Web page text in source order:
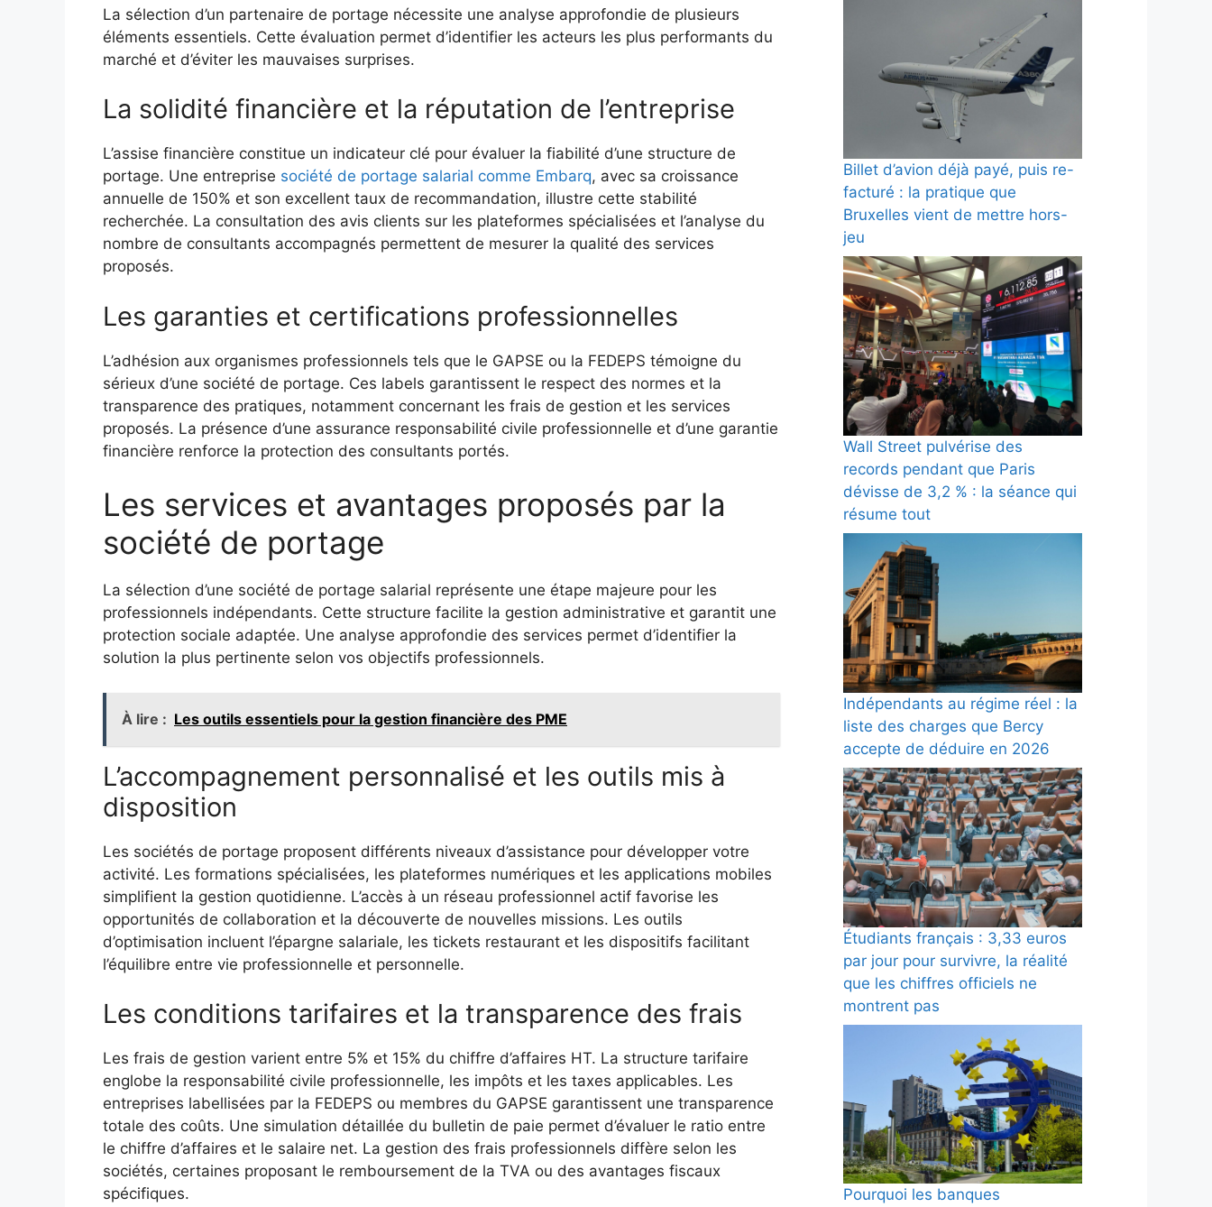
La sélection d’un partenaire de portage nécessite une analyse approfondie de plusieurs
éléments essentiels. Cette évaluation permet d’identifier les acteurs les plus performants du
marché et d’éviter les mauvaises surprises.
La solidité financière et la réputation de l’entreprise
L’assise financière constitue un indicateur clé pour évaluer la fiabilité d’une structure de
portage. Une entreprise société de portage salarial comme Embarq, avec sa croissance
annuelle de 150% et son excellent taux de recommandation, illustre cette stabilité
recherchée. La consultation des avis clients sur les plateformes spécialisées et l’analyse du
nombre de consultants accompagnés permettent de mesurer la qualité des services
proposés.
Les garanties et certifications professionnelles
L’adhésion aux organismes professionnels tels que le GAPSE ou la FEDEPS témoigne du
sérieux d’une société de portage. Ces labels garantissent le respect des normes et la
transparence des pratiques, notamment concernant les frais de gestion et les services
proposés. La présence d’une assurance responsabilité civile professionnelle et d’une garantie
financière renforce la protection des consultants portés.
Les services et avantages proposés par la
société de portage
La sélection d’une société de portage salarial représente une étape majeure pour les
professionnels indépendants. Cette structure facilite la gestion administrative et garantit une
protection sociale adaptée. Une analyse approfondie des services permet d’identifier la
solution la plus pertinente selon vos objectifs professionnels.
À lire : Les outils essentiels pour la gestion financière des PME
L’accompagnement personnalisé et les outils mis à
disposition
Les sociétés de portage proposent différents niveaux d’assistance pour développer votre
activité. Les formations spécialisées, les plateformes numériques et les applications mobiles
simplifient la gestion quotidienne. L’accès à un réseau professionnel actif favorise les
opportunités de collaboration et la découverte de nouvelles missions. Les outils
d’optimisation incluent l’épargne salariale, les tickets restaurant et les dispositifs facilitant
l’équilibre entre vie professionnelle et personnelle.
Les conditions tarifaires et la transparence des frais
Les frais de gestion varient entre 5% et 15% du chiffre d’affaires HT. La structure tarifaire
englobe la responsabilité civile professionnelle, les impôts et les taxes applicables. Les
entreprises labellisées par la FEDEPS ou membres du GAPSE garantissent une transparence
totale des coûts. Une simulation détaillée du bulletin de paie permet d’évaluer le ratio entre
le chiffre d’affaires et le salaire net. La gestion des frais professionnels diffère selon les
sociétés, certaines proposant le remboursement de la TVA ou des avantages fiscaux
spécifiques.
Billet d’avion déjà payé, puis re-
facturé : la pratique que
Bruxelles vient de mettre hors-
jeu
Wall Street pulvérise des
records pendant que Paris
dévisse de 3,2 % : la séance qui
résume tout
Indépendants au régime réel : la
liste des charges que Bercy
accepte de déduire en 2026
Étudiants français : 3,33 euros
par jour pour survivre, la réalité
que les chiffres officiels ne
montrent pas
Pourquoi les banques